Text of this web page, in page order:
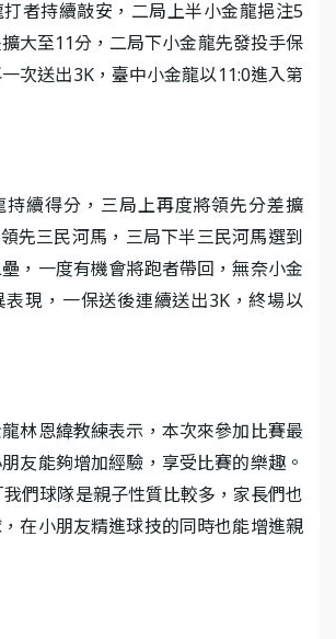
者持續敲安，二局上半小金龍挹注5
大至11分，二局下小金龍先發投手保
次送出3K，臺中小金龍以11:0進入第
持續得分，三局上再度將領先分差擴
先三民河馬，三局下半三民河馬選到
，一度有機會將跑者帶回，無奈小金
現，一保送後連續送出3K，終場以
林恩緯教練表示，本次來參加比賽最
友能夠增加經驗，享受比賽的樂趣。
們球隊是親子性質比較多，家長們也
在小朋友精進球技的同時也能增進親